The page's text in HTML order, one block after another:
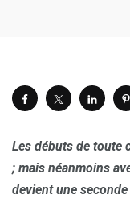
Les débuts de toute
; mais néanmoins
devient une